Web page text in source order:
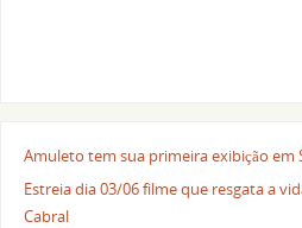
Amuleto tem sua primeira exibição em
Estreia dia 03/06 filme que resgata a
Cabral